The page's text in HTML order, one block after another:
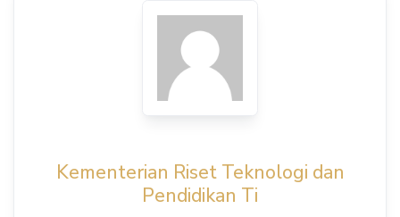
View Details
Kementerian Riset Teknologi dan
Pendidikan Ti